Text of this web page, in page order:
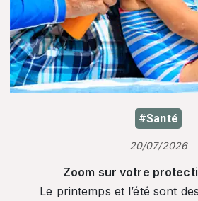
#Santé
20/07/2026
Zoom sur votre
Le printemps et l’été sont